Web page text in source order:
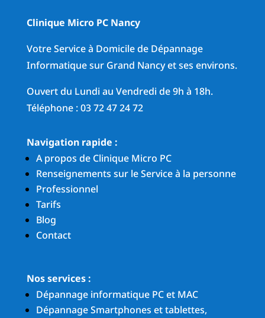
Clinique Micro PC Nancy
Votre Service à Domicile de Dépannage
Informatique sur Grand Nancy et ses environs.
Ouvert du Lundi au Vendredi de 9h à 18h.
Téléphone : 03 72 47 24 72
Navigation rapide :
A propos de Clinique Micro PC
Renseignements sur le Service à la personne
Professionnel
Tarifs
Blog
Contact
Nos services :
Dépannage informatique PC et MAC
Dépannage Smartphones et tablettes,